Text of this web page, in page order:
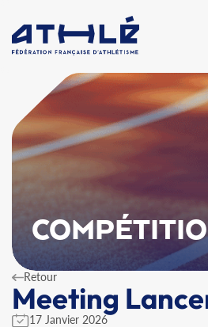
Retour
Meeting
17 Janvier 2026